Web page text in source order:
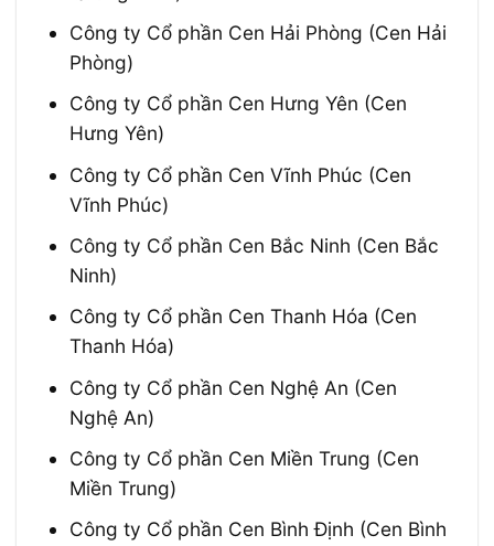
Công ty Cổ phần Cen Hải Phòng (Cen Hải
Phòng)
Công ty Cổ phần Cen Hưng Yên (Cen
Hưng Yên)
Công ty Cổ phần Cen Vĩnh Phúc (Cen
Vĩnh Phúc)
Công ty Cổ phần Cen Bắc Ninh (Cen Bắc
Ninh)
Công ty Cổ phần Cen Thanh Hóa (Cen
Thanh Hóa)
Công ty Cổ phần Cen Nghệ An (Cen
Nghệ An)
Công ty Cổ phần Cen Miền Trung (Cen
Miền Trung)
Công ty Cổ phần Cen Bình Định (Cen Bình